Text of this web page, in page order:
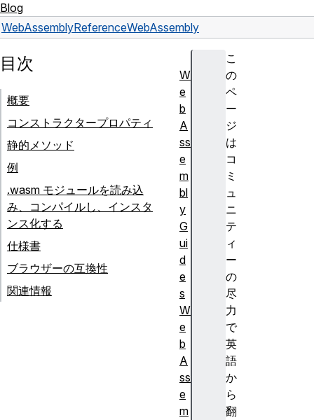
Blog
WebAssemblyReferenceWebAssembly
こ
の
ペ
ー
ジ
は
コ
ミ
ュ
ニ
テ
ィ
ー
の
尽
力
で
英
語
か
ら
翻
目次
概要
コンストラクタープロパティ
静的メソッド
例
.wasm モジュールを読み込
み、コンパイルし、インスタ
ンス化する
仕様書
ブラウザーの互換性
関連情報
W
e
b
A
ss
e
m
bl
y
G
ui
d
e
s
W
e
b
A
ss
e
m